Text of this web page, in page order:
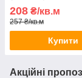
208 ₴/кв.м
257 ₴/кв.м
Купити
Акційні